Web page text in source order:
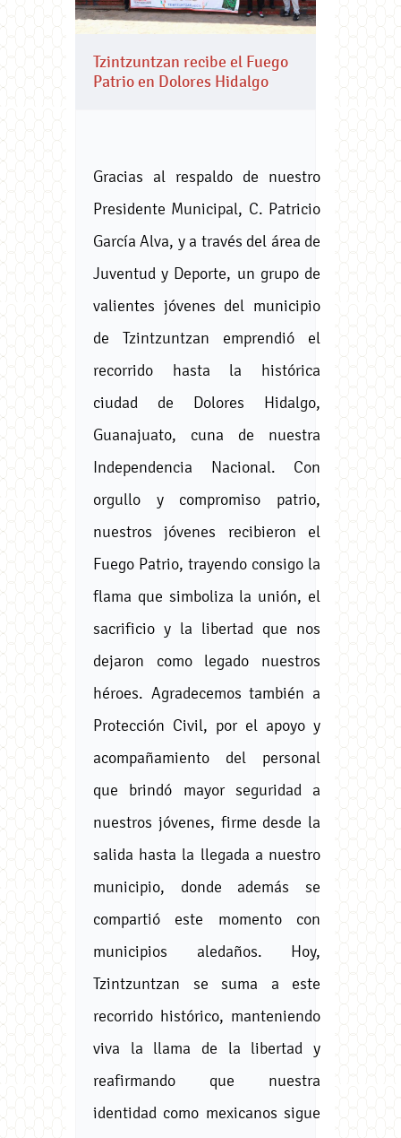
Tzintzuntzan recibe el Fuego
Patrio en Dolores Hidalgo
Gracias al respaldo de nuestro
Presidente Municipal, C. Patricio
García Alva, y a través del área de
Juventud y Deporte, un grupo de
valientes jóvenes del municipio
de Tzintzuntzan emprendió el
recorrido hasta la histórica
ciudad de Dolores Hidalgo,
Guanajuato, cuna de nuestra
Independencia Nacional. Con
orgullo y compromiso patrio,
nuestros jóvenes recibieron el
Fuego Patrio, trayendo consigo la
flama que simboliza la unión, el
sacrificio y la libertad que nos
dejaron como legado nuestros
héroes. Agradecemos también a
Protección Civil, por el apoyo y
acompañamiento del personal
que brindó mayor seguridad a
nuestros jóvenes, firme desde la
salida hasta la llegada a nuestro
municipio, donde además se
compartió este momento con
municipios aledaños. Hoy,
Tzintzuntzan se suma a este
recorrido histórico, manteniendo
viva la llama de la libertad y
reafirmando que nuestra
identidad como mexicanos sigue